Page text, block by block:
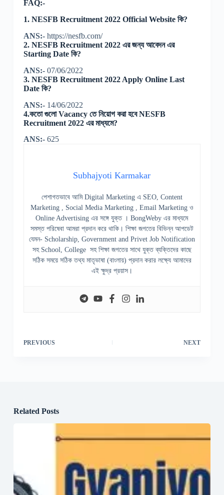
FAQ:-
1. NESFB Recruitment 2022 Official Website কি?
ANS:-https://nesfb.com/
2. NESFB Recruitment 2022 এর জন্য আবেদন এর
Starting Date কি?
ANS:-07/06/2022
3. NESFB Recruitment 2022 Apply Online Last
Date কি?
ANS:-14/06/2022
4.কতো গুলো Vacancy তে নিয়োগ করা হবে NESFB
Recruitment 2022 এর মাধ্যমে?
ANS:-625
Subhajyoti Karmakar
পেশাগতভাবে আমি Digital Marketing এ SEO, Content
Marketing , Social Media Marketing , Email Marketing ও
Online Advertising এর সঙ্গে যুক্ত । BongWeby এর মাধ্যমে
সমস্ত পরিষেবা আমরা প্রদান করে থাকি। শিক্ষা জগতের বিভিন্ন আপডেট
যেমন- Scholarship, Government and Privet Job Notification
সহ School, College সহ শিক্ষা জগতের সাথে যুক্ত ব্যক্তিদের কাছে
সঠিক সময়ে সঠিক তথ্য মাতৃভাষা (বাংলায়) প্রদান করার লক্ষ্যে আমাদের
এই ক্ষুদ্র প্রয়াস।
PREVIOUS NEXT
Related Posts